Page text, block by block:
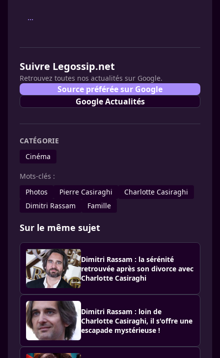
...
Suivre Legossip.net
Retrouvez toutes nos actualités sur Google.
Source préférée sur Google
Google Actualités
CATÉGORIE
Cinéma
Mots-clés :
Photos
Pierre Casiraghi
Charlotte Casiraghi
Dimitri Rassam
Famille
Sur le même sujet
Dimitri Rassam : la sérénité
retrouvée après son divorce avec
Charlotte Casiraghi
Dimitri Rassam : loin de
Charlotte Casiraghi, il s'offre une
escapade mystérieuse !